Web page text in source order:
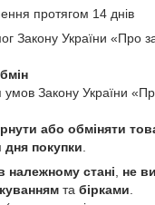
протягом 14 днів
Закону України «Про
Закону України
або обміняти
дня покупки
належному стані не
та бірками